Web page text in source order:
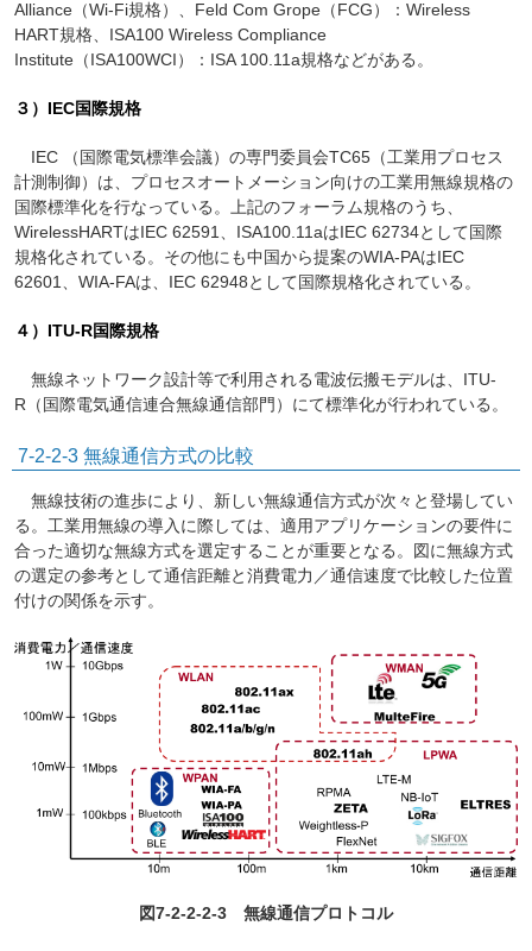
Alliance（Wi-Fi規格）、Feld Com Grope（FCG）：Wireless
HART規格、ISA100 Wireless Compliance
Institute（ISA100WCI）：ISA 100.11a規格などがある。
３）IEC国際規格
IEC （国際電気標準会議）の専門委員会TC65（工業用プロセス
計測制御）は、プロセスオートメーション向けの工業用無線規格の
国際標準化を行なっている。上記のフォーラム規格のうち、
WirelessHARTはIEC 62591、ISA100.11aはIEC 62734として国際
規格化されている。その他にも中国から提案のWIA-PAはIEC
62601、WIA-FAは、IEC 62948として国際規格化されている。
４）ITU-R国際規格
無線ネットワーク設計等で利用される電波伝搬モデルは、ITU-
R（国際電気通信連合無線通信部門）にて標準化が行われている。
7-2-2-3 無線通信方式の比較
無線技術の進歩により、新しい無線通信方式が次々と登場してい
る。工業用無線の導入に際しては、適用アプリケーションの要件に
合った適切な無線方式を選定することが重要となる。図に無線方式
の選定の参考として通信距離と消費電力／通信速度で比較した位置
付けの関係を示す。
図7-2-2-2-3 無線通信プロトコル